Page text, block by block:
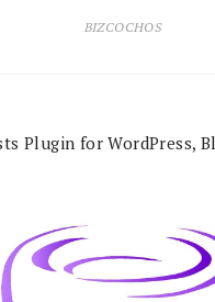
BIZCOCHOS